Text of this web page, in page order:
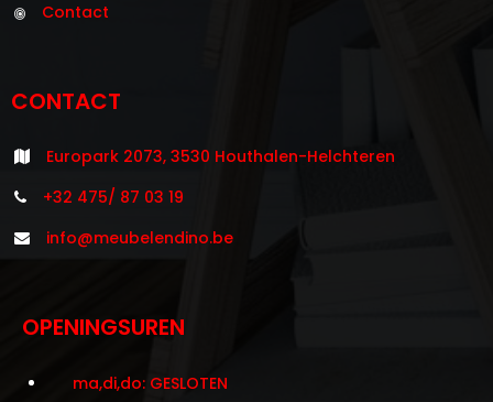
Contact
CONTACT
Europark 2073, 3530 Houthalen-Helchteren
+32 475/ 87 03 19
info@meubelendino.be
OPENINGSUREN
ma,di,do: GESLOTEN